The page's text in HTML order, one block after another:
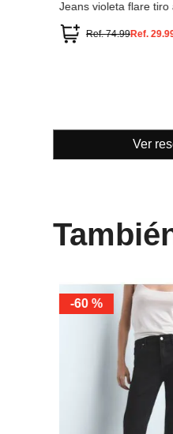
Jeans violeta flare tiro
Ref.74.99Ref.
Ver
-60 %